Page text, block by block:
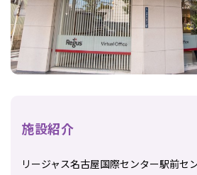
施設紹介
リージャス名古屋国際センター駅前セ